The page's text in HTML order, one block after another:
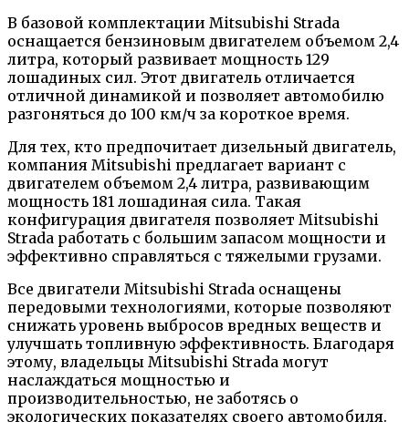
В базовой комплектации Mitsubishi Strada
оснащается бензиновым двигателем объемом 2,4
литра, который развивает мощность 129
лошадиных сил. Этот двигатель отличается
отличной динамикой и позволяет автомобилю
разгоняться до 100 км/ч за короткое время.
Для тех, кто предпочитает дизельный двигатель,
компания Mitsubishi предлагает вариант с
двигателем объемом 2,4 литра, развивающим
мощность 181 лошадиная сила. Такая
конфигурация двигателя позволяет Mitsubishi
Strada работать с большим запасом мощности и
эффективно справляться с тяжелыми грузами.
Все двигатели Mitsubishi Strada оснащены
передовыми технологиями, которые позволяют
снижать уровень выбросов вредных веществ и
улучшать топливную эффективность. Благодаря
этому, владельцы Mitsubishi Strada могут
наслаждаться мощностью и
производительностью, не заботясь о
экологических показателях своего автомобиля.